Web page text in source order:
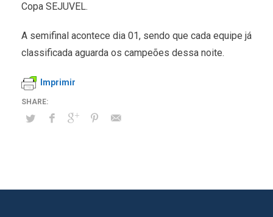
Copa SEJUVEL.
A semifinal acontece dia 01, sendo que cada equipe já
classificada aguarda os campeões dessa noite.
Imprimir